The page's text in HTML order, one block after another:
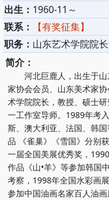
出生： 1960-11～
联系：
【有奖征集】
职务： 山东艺术学院院
简介：
河北巨鹿人，出生于山
家协会会员、山东美术家
术学院院长，教授、硕士
一工作室导师。1989年考
斯、澳大利亚、法国、韩
品 《雀巢》《雪国》分别
一届全国美展优秀奖，
作品《山•羊》等参加韩国
考察，1998年全国水彩画
参加中国油画名家百人油画